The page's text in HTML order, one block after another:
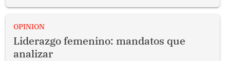
OPINION
Liderazgo femenino: mandatos que
analizar